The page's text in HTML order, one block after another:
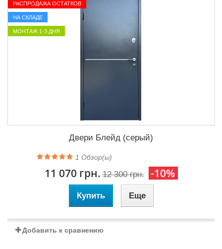
РАСПРОДАЖА ОСТАТКОВ
НА СКЛАДЕ
МОНТАЖ 1-3 ДНЯ
Двери Блейд (серый)
1 Обзор(ы)
11 070 грн. 12 300 грн. -10%
Купить Еще
Добавить к сравнению